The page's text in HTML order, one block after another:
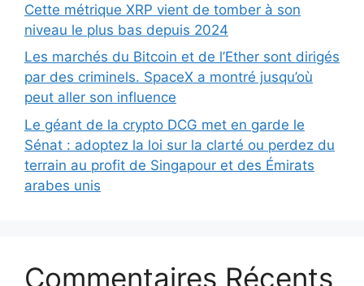
Cette métrique XRP vient de tomber à son
niveau le plus bas depuis 2024
Les marchés du Bitcoin et de l’Ether sont dirigés
par des criminels. SpaceX a montré jusqu’où
peut aller son influence
Le géant de la crypto DCG met en garde le
Sénat : adoptez la loi sur la clarté ou perdez du
terrain au profit de Singapour et des Émirats
arabes unis
Commentaires Récents